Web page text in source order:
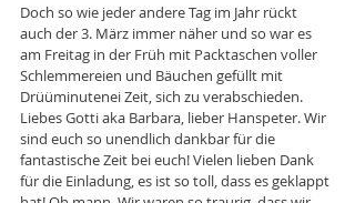
Doch so wie jeder andere Tag im Jahr rückt
auch der 3. März immer näher und so war es
am Freitag in der Früh mit Packtaschen voller
Schlemmereien und Bäuchen gefüllt mit
Drüüminutenei Zeit, sich zu verabschieden.
Liebes Gotti aka Barbara, lieber Hanspeter. Wir
sind euch so unendlich dankbar für die
fantastische Zeit bei euch! Vielen lieben Dank
für die Einladung, es ist so toll, dass es geklappt